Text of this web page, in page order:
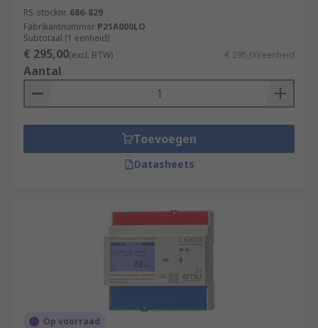
RS-stocknr. 686-829
Fabrikantnummer P21A000LO
Subtotaal (1 eenheid)
€ 295,00(excl. BTW) € 295,00/eenheid
Aantal
Toevoegen
Datasheets
Op voorraad